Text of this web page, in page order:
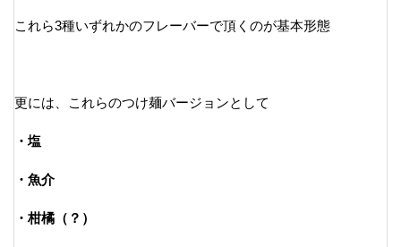
これら3種いずれかのフレーバーで頂くのが基本形態
更には、これらのつけ麺バージョンとして
・塩
・魚介
・柑橘（？）